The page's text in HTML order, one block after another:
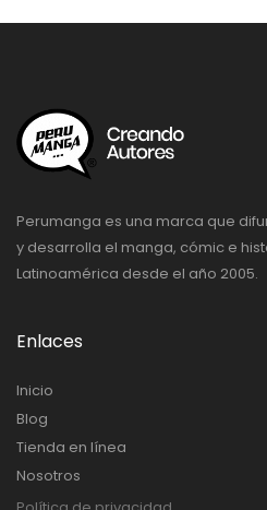
Perumanga es una marca que
y desarrolla el manga, cómic e
Latinoamérica desde el año 2005.
Enlaces
Inicio
Blog
Tienda en línea
Nosotros